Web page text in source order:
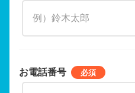
お電話番号